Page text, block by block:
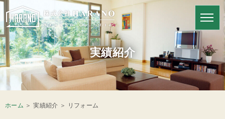
HARANOの強み
実績紹介
ホーム ＞ 実績紹介 ＞ リフォーム